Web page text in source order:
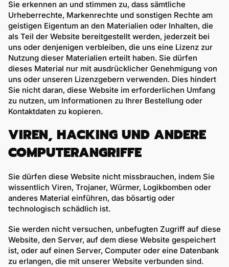
Sie erkennen an und stimmen zu, dass sämtliche
Urheberrechte, Markenrechte und sonstigen Rechte am
geistigen Eigentum an den Materialien oder Inhalten, die
als Teil der Website bereitgestellt werden, jederzeit bei
uns oder denjenigen verbleiben, die uns eine Lizenz zur
Nutzung dieser Materialien erteilt haben. Sie dürfen
dieses Material nur mit ausdrücklicher Genehmigung von
uns oder unseren Lizenzgebern verwenden. Dies hindert
Sie nicht daran, diese Website im erforderlichen Umfang
zu nutzen, um Informationen zu Ihrer Bestellung oder
Kontaktdaten zu kopieren.
VIREN, HACKING UND ANDERE
COMPUTERANGRIFFE
Sie dürfen diese Website nicht missbrauchen, indem Sie
wissentlich Viren, Trojaner, Würmer, Logikbomben oder
anderes Material einführen, das bösartig oder
technologisch schädlich ist.
Sie werden nicht versuchen, unbefugten Zugriff auf diese
Website, den Server, auf dem diese Website gespeichert
ist, oder auf einen Server, Computer oder eine Datenbank
zu erlangen, die mit unserer Website verbunden sind.